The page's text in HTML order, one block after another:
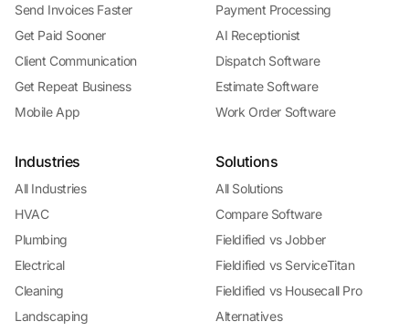
Send Invoices Faster
Get Paid Sooner
Client Communication
Get Repeat Business
Mobile App
Payment Processing
AI Receptionist
Dispatch Software
Estimate Software
Work Order Software
Industries
All Industries
HVAC
Plumbing
Electrical
Cleaning
Landscaping
Solutions
All Solutions
Compare Software
Fieldified vs Jobber
Fieldified vs ServiceTitan
Fieldified vs Housecall Pro
Alternatives